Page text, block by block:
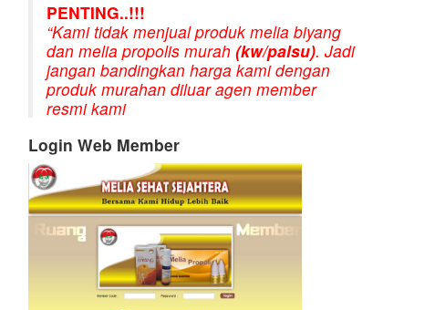
PENTING..!!!
“Kami tidak menjual produk melia biyang
dan melia propolis murah (kw/palsu). Jadi
jangan bandingkan harga kami dengan
produk murahan diluar agen member
resmi kami
Login Web Member